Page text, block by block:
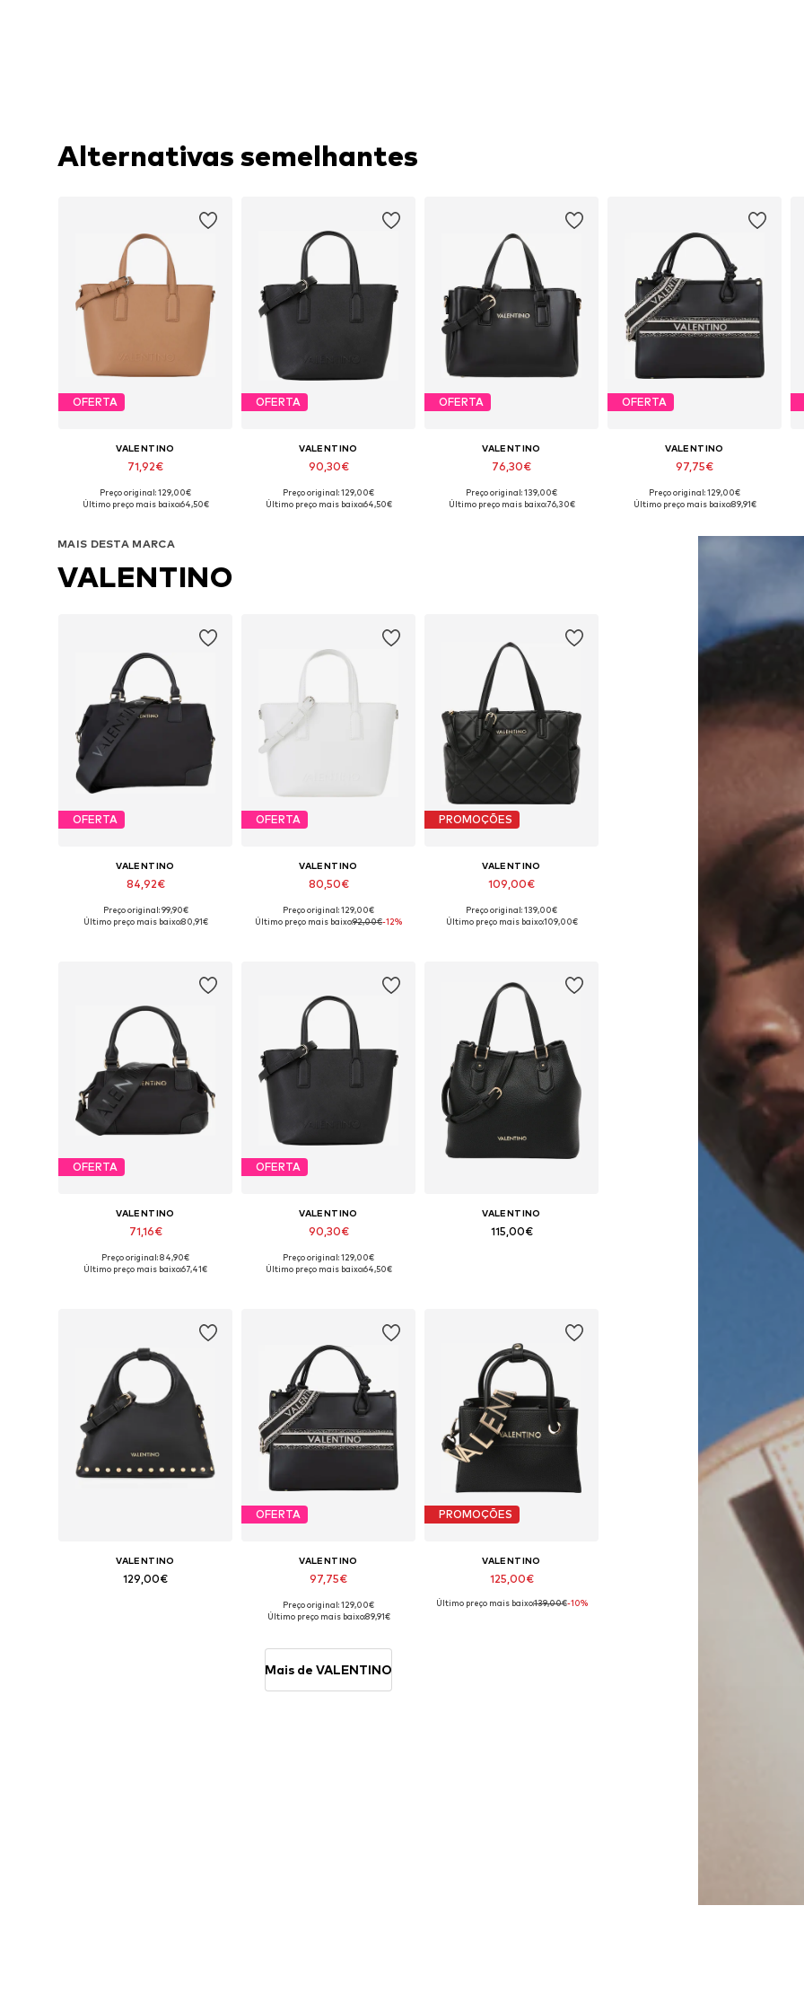
Alternativas semelhantes
OFERTA
VALENTINO
71,92€
Tamanhos disponíveis: One Size
Preço original: 129,00€
Último preço mais baixo:64,50€
OFERTA
VALENTINO
90,30€
Tamanhos disponíveis: One Size
Preço original: 129,00€
Último preço mais baixo:64,50€
OFERTA
VALENTINO
76,30€
Tamanhos disponíveis: One Size
Preço original: 139,00€
Último preço mais baixo:76,30€
OFERTA
VALENTINO
97,75€
Tamanhos disponíveis: One Size
Preço original: 129,00€
Último preço mais baixo:89,91€
MAIS DESTA MARCA
VALENTINO
OFERTA
VALENTINO
84,92€
Tamanhos disponíveis: One Size
Preço original: 99,90€
Último preço mais baixo:80,91€
OFERTA
VALENTINO
80,50€
Tamanhos disponíveis: One Size
Preço original: 129,00€
Último preço mais baixo:92,00€-12%
PROMOÇÕES
VALENTINO
109,00€
Tamanhos disponíveis: One Size
Preço original: 139,00€
Último preço mais baixo:109,00€
OFERTA
VALENTINO
71,16€
Tamanhos disponíveis: One Size
Preço original: 84,90€
Último preço mais baixo:67,41€
OFERTA
VALENTINO
90,30€
Tamanhos disponíveis: One Size
Preço original: 129,00€
Último preço mais baixo:64,50€
VALENTINO
115,00€
VALENTINO
129,00€
OFERTA
VALENTINO
97,75€
Tamanhos disponíveis: One Size
Preço original: 129,00€
Último preço mais baixo:89,91€
PROMOÇÕES
VALENTINO
125,00€
Tamanhos disponíveis: One Size
Último preço mais baixo:139,00€-10%
Mais de VALENTINO